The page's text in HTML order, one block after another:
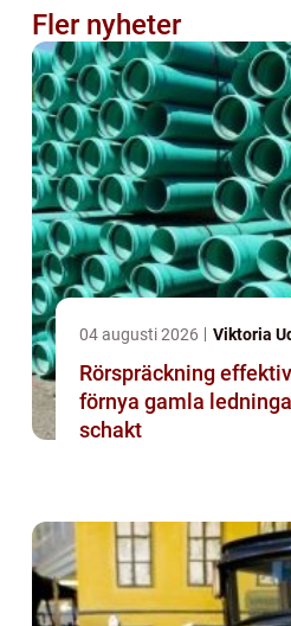
Fler nyheter
04 augusti 2026 Viktoria
Rörspräckning effektiv metod för att
förnya gamla
schakt